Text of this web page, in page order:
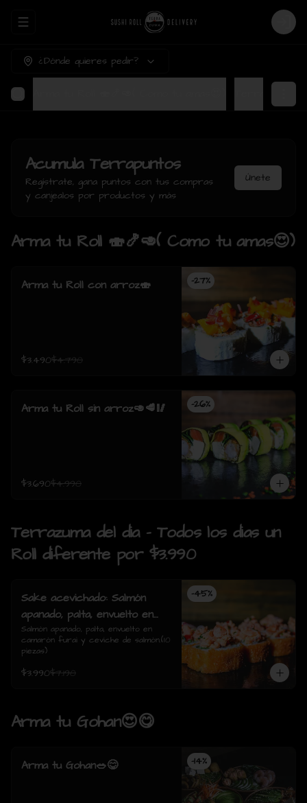
Abrir menu de navegación Login
¿Dónde quieres pedir?
AcumulaTerrapuntos
Regístrate, gana puntos con tus compras
y canjealos por productos y más
Únete
Arma tu Roll 🍣🍤🥑( Como tu amas😍)
-27%
Arma tu Roll con arroz🍣
$3.490$4.790
-26%
Arma tu Roll sin arroz🥑🥩🥢
$3.690$4.990
Terrazuma del dia - Todos los dias un
Roll diferente por $3.990
-45%
Sake acevichado: Salmón
apanado, palta, envuelto en
camarón furai y ceviche de
salmón.(10 piezas)
Salmón apanado, palta, envuelto en
camarón furai y ceviche de salmón.(10
piezas)
$3.990$7.190
Arma tu Gohan😍😋
-14%
Arma tu Gohan🥗😋